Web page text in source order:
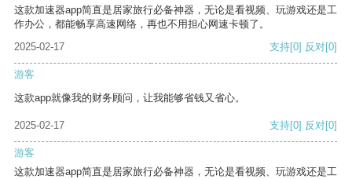
这款加速器app简直是居家旅行必备神器，无论是看视频、玩游戏还是工
作办公，都能畅享高速网络，再也不用担心网速卡顿了。
2025-02-17
支持[0] 反对[0]
游客
这款app就像我的财务顾问，让我能够省钱又省心。
2025-02-17 支持[0] 反对[0]
游客
这款加速器app简直是居家旅行必备神器，无论是看视频、玩游戏还是工